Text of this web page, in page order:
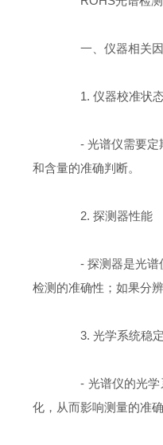
一、仪器相关
1. 仪器校准状态
- 光谱仪需要定期
和含量的准确判断。
2. 探测器性能
- 探测器是光谱仪
检测的准确性；如果分
3. 光学系统稳
- 光谱仪的光学系
化，从而影响测量的准确